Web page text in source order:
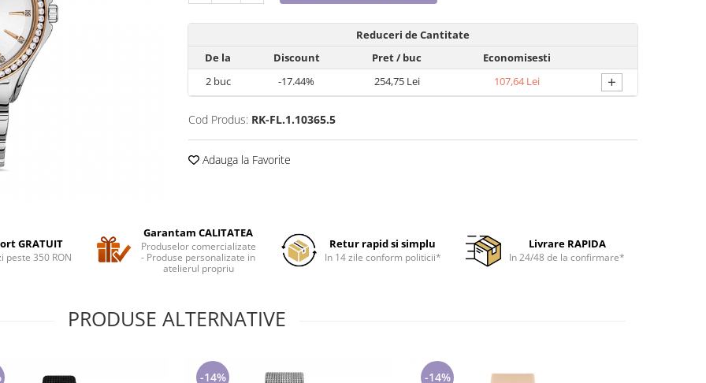
Reduceri de Cantitate
De la
Discount Pret/ buc
Economisesti
2buc -17.44% 254,75 Lei 107,64 Lei +
Cod Produs: RK-FL.1.10365.5
Adauga la Favorite
GRATUIT
peste 350 RON
Garantam CALITATEA
Produselor comercializate
- Produse personalizate in
atelierul propriu
Retur rapid si simplu
In 14 zile conform politicii*
Livrare RAPIDA
In 24/48 de la confirmare*
PRODUSE ALTERNATIVE
-14% -14%